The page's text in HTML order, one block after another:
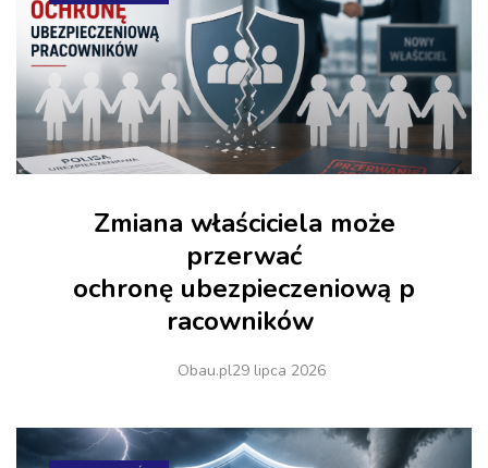
Zmiana właściciela może
przerwać
ochronę ubezpieczeniową p
racowników
Obau.pl29 lipca 2026